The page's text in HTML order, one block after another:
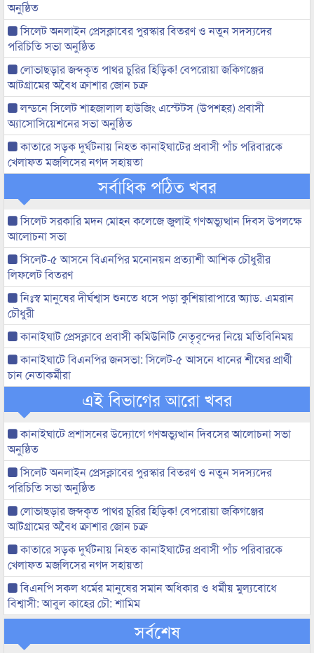
অনুষ্ঠিত
সিলেট অনলাইন প্রেসক্লাবের পুরস্কার বিতরণ ও নতুন সদস্যদের
পরিচিতি সভা অনুষ্ঠিত
লোভাছড়ার জব্দকৃত পাথর চুরির হিড়িক! বেপরোয়া জকিগঞ্জের
আটগ্রামের অবৈধ ক্রাশার জোন চক্র
লন্ডনে সিলেট শাহজালাল হাউজিং এস্টেটস (উপশহর) প্রবাসী
অ্যাসোসিয়েশনের সভা অনুষ্ঠিত
কাতারে সড়ক দুর্ঘটনায় নিহত কানাইঘাটের প্রবাসী পাঁচ পরিবারকে
খেলাফত মজলিসের নগদ সহায়তা
সর্বাধিক পঠিত খবর
সিলেট সরকারি মদন মোহন কলেজে জুলাই গণঅভ্যুত্থান দিবস উপলক্ষে
আলোচনা সভা
সিলেট-৫ আসনে বিএনপির মনোনয়ন প্রত্যাশী আশিক চৌধুরীর
লিফলেট বিতরণ
নিঃস্ব মানুষের দীর্ঘশ্বাস শুনতে ধসে পড়া কুশিয়ারাপারে অ্যাড. এমরান
চৌধুরী
কানাইঘাট প্রেসক্লাবে প্রবাসী কমিউনিটি নেতৃবৃন্দের নিয়ে মতিবিনিময়
কানাইঘাটে বিএনপির জনসভা: সিলেট-৫ আসনে ধানের শীষের প্রার্থী
চান নেতাকর্মীরা
এই বিভাগের আরো খবর
কানাইঘাটে প্রশাসনের উদ্যোগে গণঅভ্যুত্থান দিবসের আলোচনা সভা
অনুষ্ঠিত
সিলেট অনলাইন প্রেসক্লাবের পুরস্কার বিতরণ ও নতুন সদস্যদের
পরিচিতি সভা অনুষ্ঠিত
লোভাছড়ার জব্দকৃত পাথর চুরির হিড়িক! বেপরোয়া জকিগঞ্জের
আটগ্রামের অবৈধ ক্রাশার জোন চক্র
কাতারে সড়ক দুর্ঘটনায় নিহত কানাইঘাটের প্রবাসী পাঁচ পরিবারকে
খেলাফত মজলিসের নগদ সহায়তা
বিএনপি সকল ধর্মের মানুষের সমান অধিকার ও ধর্মীয় মুল্যবোধে
বিশ্বাসী: আবুল কাহের চৌ: শামিম
সর্বশেষ